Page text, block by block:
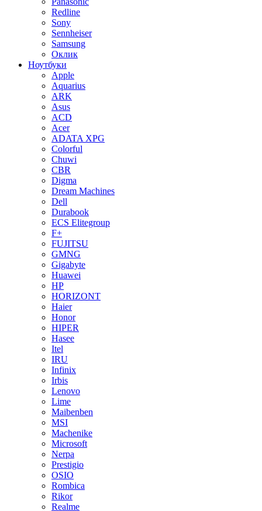
Redline
Sony
Sennheiser
Samsung
Оклик
Ноутбуки
Apple
Aquarius
ARK
Asus
ACD
Acer
ADATA XPG
Colorful
Chuwi
CBR
Digma
Dream Machines
Dell
Durabook
ECS Elitegroup
F+
FUJITSU
GMNG
Gigabyte
Huawei
HP
HORIZONT
Haier
Honor
HIPER
Hasee
Itel
IRU
Infinix
Irbis
Lenovo
Lime
Maibenben
MSI
Machenike
Microsoft
Nerpa
Prestigio
OSIO
Rombica
Rikor
Realme